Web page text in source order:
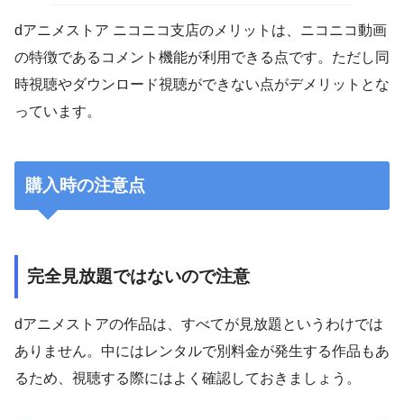
dアニメストア ニコニコ支店のメリットは、ニコニコ動画
の特徴であるコメント機能が利用できる点です。ただし同
時視聴やダウンロード視聴ができない点がデメリットとな
っています。
購入時の注意点
完全見放題ではないので注意
dアニメストアの作品は、すべてが見放題というわけでは
ありません。中にはレンタルで別料金が発生する作品もあ
るため、視聴する際にはよく確認しておきましょう。